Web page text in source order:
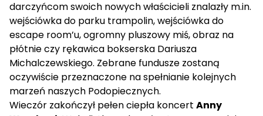
darczyńcom swoich nowych właścicieli znalazły m.in.
wejściówka do parku trampolin, wejściówka do
escape room’u, ogromny pluszowy miś, obraz na
płótnie czy rękawica bokserska Dariusza
Michalczewskiego. Zebrane fundusze zostaną
oczywiście przeznaczone na spełnianie kolejnych
marzeń naszych Podopiecznych.
Wieczór zakończył pełen ciepła koncert Anny